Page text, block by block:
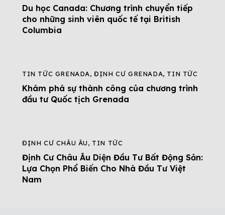
Du học Canada: Chương trình chuyển tiếp
cho những sinh viên quốc tế tại British
Columbia
TIN TỨC GRENADA,ĐỊNH CƯ GRENADA, TIN TỨC
Khám phá sự thành công của chương trình
đầu tư Quốc tịch Grenada
ĐỊNH CƯ CHÂU ÂU, TIN TỨC
Định Cư Châu Âu Diện Đầu Tư Bất Động Sản:
Lựa Chọn Phổ Biến Cho Nhà Đầu Tư Việt
Nam